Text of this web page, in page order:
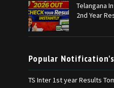
Telangana
2nd Year
Popular
TS Inter 1st year Results